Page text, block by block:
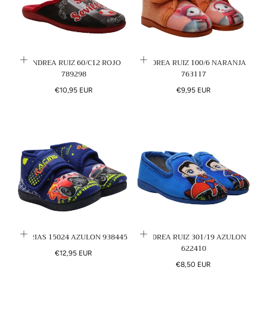
ANDREA RUIZ 60/C12 ROJO
789298
Precio
€10,95 EUR
ANDREA RUIZ 100/6 NARANJA
763117
Precio
€9,95 EUR
VARIAS 15024 AZULON 938445
Precio
€12,95 EUR
ANDREA RUIZ 301/19 AZULON
622410
Precio
€8,50 EUR